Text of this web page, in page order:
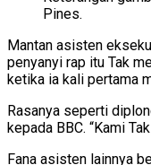
Pines.
Mantan asisten
penyanyi rap itu Tak
ketika ia kali pertama
Rasanya seperti
kepada BBC. “Kami
Fana asisten lainnya